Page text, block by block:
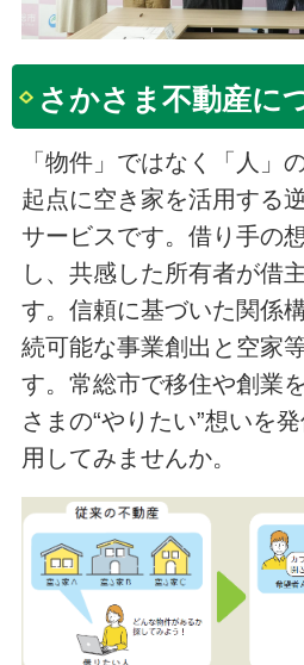
さかさま不動産に
「物件」ではなく「人」
起点に空き家を活用する
サービスです。借り手の
し、共感した所有者が借
す。信頼に基づいた関係
続可能な事業創出と空家
す。常総市で移住や創業
さまの“やりたい”想いを
用してみませんか。